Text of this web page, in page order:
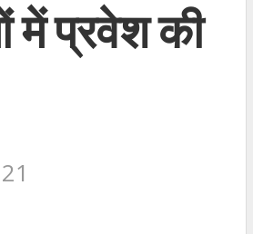
में प्रवेश की